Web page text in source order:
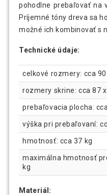
pohodlne prebaľovať na
Príjemné tóny dreva sa
možné ich kombinovať s
Technické údaje:
celkové rozmery: cca
rozmery skrine: cca 87
prebaľovacia plocha:
výška pri prebaľovaní:
hmotnosť: cca 37 kg
maximálna hmotnosť
kg
Materiál: